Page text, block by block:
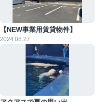
【NEW事業用賃貸物件】
2024.08.27